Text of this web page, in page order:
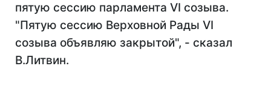
пятую сессию парламента VI созыва.
"Пятую сессию Верховной Рады VI
созыва объявляю закрытой", - сказал
В.Литвин.